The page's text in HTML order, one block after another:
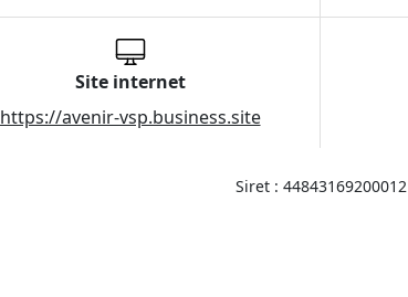
Site internet
https://avenir-vsp.business.site
Siret : 44843169200012